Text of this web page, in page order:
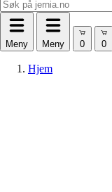
Meny Meny
Hjem